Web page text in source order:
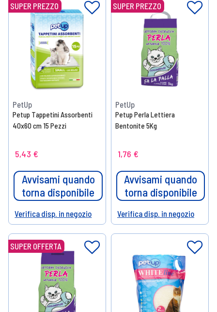
SUPER PREZZO
PetUp
Petup Tappetini Assorbenti
40x60 cm 15 Pezzi
5,43 €
Avvisami quando
torna disponibile
Help
Verifica disp. in negozio
SUPER PREZZO
PetUp
Petup Perla Lettiera
Bentonite 5Kg
1,76 €
Avvisami quando
torna disponibile
Help
Verifica disp. in negozio
SUPER OFFERTA